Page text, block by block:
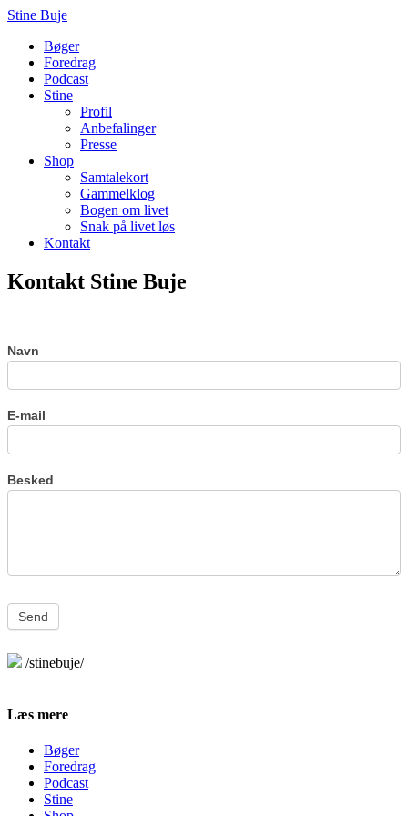
Stine Buje
Bøger
Foredrag
Podcast
Stine
Profil
Anbefalinger
Presse
Shop
Samtalekort
Gammelklog
Bogen om livet
Snak på livet løs
Kontakt
Kontakt Stine Buje
Contact
Us
Navn
E-mail
Besked
Send
/stinebuje/
Læs mere
Bøger
Foredrag
Podcast
Stine